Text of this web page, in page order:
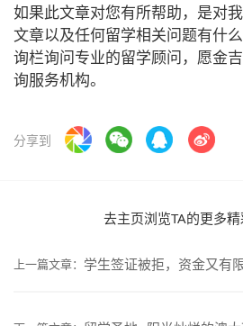
如果此文章对您有所帮助，是对
文章以及任何留学相关问题有什
询栏询问专业的留学顾问，愿金
询服务机构。
分享到
去主页浏览TA的更多
上一篇文章： 学生签证被拒，资金又有